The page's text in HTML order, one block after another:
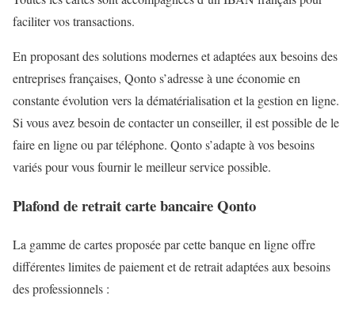
faciliter vos transactions.
En proposant des solutions modernes et adaptées aux besoins des
entreprises françaises, Qonto s’adresse à une économie en
constante évolution vers la dématérialisation et la gestion en ligne.
Si vous avez besoin de contacter un conseiller, il est possible de le
faire en ligne ou par téléphone. Qonto s’adapte à vos besoins
variés pour vous fournir le meilleur service possible.
Plafond de retrait carte bancaire Qonto
La gamme de cartes proposée par cette banque en ligne offre
différentes limites de paiement et de retrait adaptées aux besoins
des professionnels :